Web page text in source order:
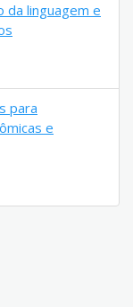
da linguagem e
para
e